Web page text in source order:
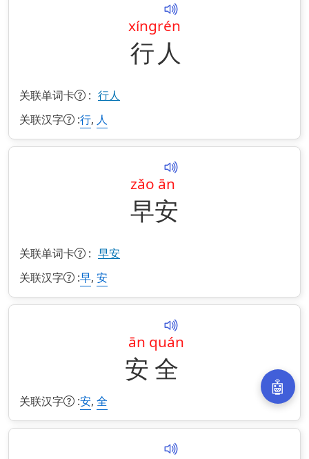
行
xíng
人
rén
关联单词卡 : 行人
关联汉字 :行, 人
早
zǎo
安
ān
关联单词卡 : 早安
关联汉字 :早, 安
安
ān
全
quán
关联汉字 :安, 全
🤖